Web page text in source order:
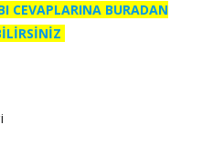
CEVAPLARINA BURADAN